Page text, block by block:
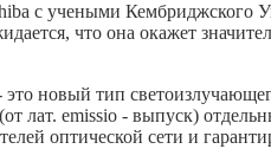
с учеными Кембриджского
что она окажет
новый тип
лат. emissio - выпуск)
оптической сети и